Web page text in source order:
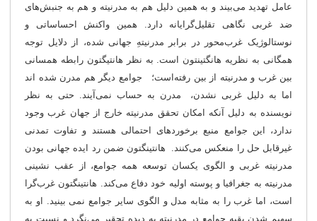
عامل تهدید می‌بیند و به همین دلیل هم به مدرنیته و هم به جنبش‌های
ضد غربی نگاهی تقلیل‌گرایانه دارد. همین واکنش احساساتی و
نوستالوژیک غرب‌محور در برابر مدرنیتهِ جهانی شده، از دلایل توجه
همگانی به نظریه هانگتینتون است. به نظر هانتیگتون رابطه همسانی
بین غرب و مدرنیته از بین رفته‌است؛ جوامع دیگر هم مدرن شده اند
اما به دلیل غربی نشدن، مدرن به حساب نمی‌آیند. حتی به نظر
نویسنده به دلیل آنکه امکان تحقق مدرنیته خارج از جهان غرب وجود
ندارد، این جوامع منبع برخوردهای احتمالی‌ هستند و تفاوت‌ تمدنی
غیرقابل حل را منعکس می‌کنند. هانتینگتون ضمن رد ایده جهانی بودن
مدرنیته غربی و الگوی یکسان توسعه همه جوامع، از عقب نشینی
مدرنیته به جغرافیا و پوسته اولیه خود دفاع می‌کند. هانتینگتون غرب‌گرا
است، اما غرب را به مثابه مدل و الگوی سایر جوامع نمی بینید. او به
سهیم شدن بقیه جوامع در مدرنیته به دیده تحقیر می‌نگرد و نسبت به